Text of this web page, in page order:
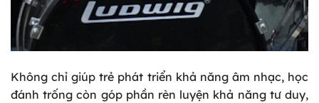
Không chỉ giúp trẻ phát triển khả năng âm nhạc, học
đánh trống còn góp phần rèn luyện khả năng tư duy,